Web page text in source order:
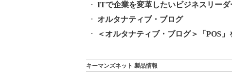
ITで企業を変革したいビジネスリーダ
オルタナティブ・ブログ
＜オルタナティブ・ブログ＞「POS
キーマンズネット 製品情報